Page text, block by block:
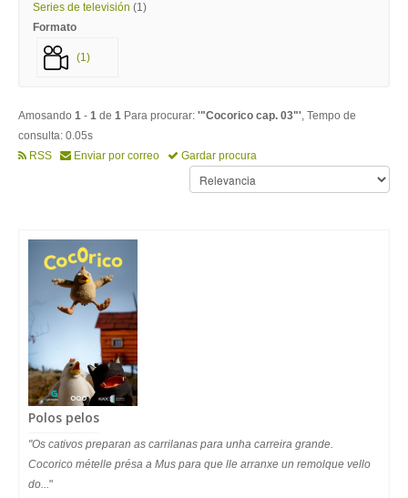
Series de televisión (1)
Formato
(1)
Amosando 1 - 1 de 1 Para procurar: '"Cocorico cap. 03"', Tempo de
consulta: 0.05s
RSS
Enviar por correo Gardar procura
Polos pelos
"Os cativos preparan as carrilanas para unha carreira grande.
Cocorico mételle présa a Mus para que lle arranxe un remolque vello
do..."